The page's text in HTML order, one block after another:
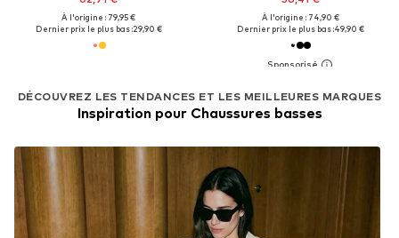
À l'origine : 79,95 €
Dernier prix le plus bas :29,90 €
À l'origine : 74,90 €
Dernier prix le plus bas :49,90 €
DÉCOUVREZ LES TENDANCES ET LES MEILLEURES MARQUES
Inspiration pour Chaussures basses